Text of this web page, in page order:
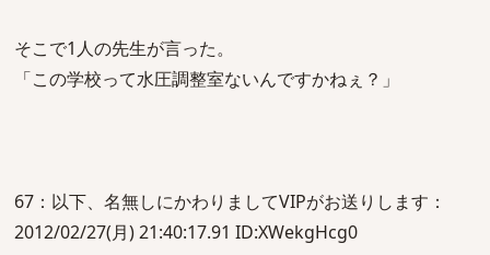
そこで1人の先生が言った。
「この学校って水圧調整室ないんですかねぇ？」
67：以下、名無しにかわりましてVIPがお送りします：
2012/02/27(月) 21:40:17.91 ID:XWekgHcg0